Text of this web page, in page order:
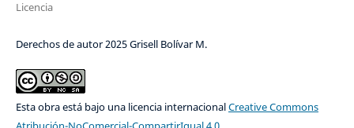
Licencia
Derechos de autor 2025 Grisell Bolívar M.
Esta obra está bajo una licencia internacionalCreative Commons